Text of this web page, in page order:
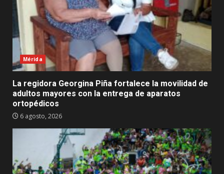
Mérida
La regidora Georgina Piña fortalece la movilidad de
adultos mayores con la entrega de aparatos
ortopédicos
6 agosto, 2026